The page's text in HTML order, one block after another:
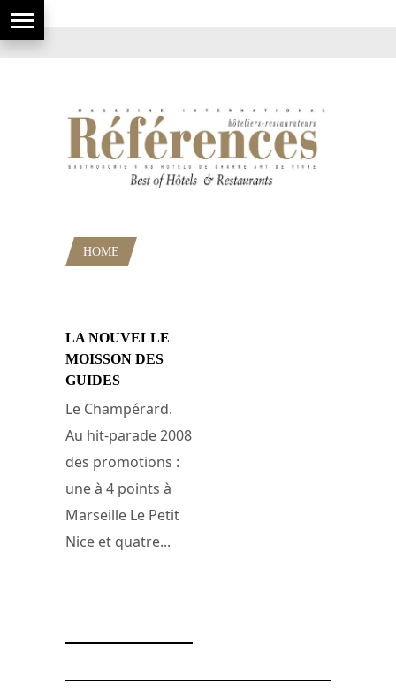
HOME
LA NOUVELLE
MOISSON DES
GUIDES
Le Champérard.
Au hit-parade 2008
des promotions :
une à 4 points à
Marseille Le Petit
Nice et quatre...